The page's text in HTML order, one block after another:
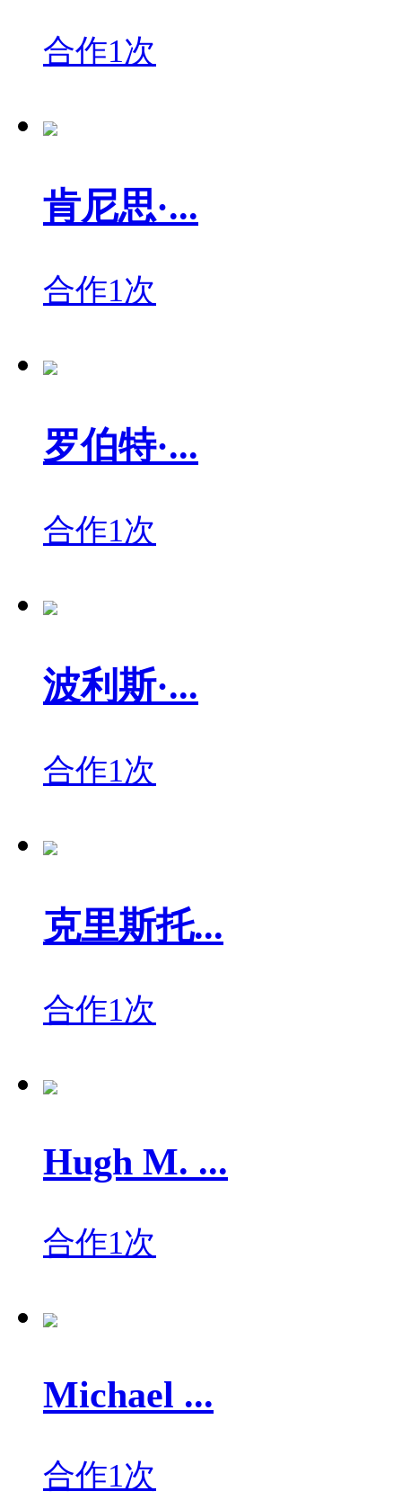
合作1次
肯尼思·...
合作1次
罗伯特·...
合作1次
波利斯·...
合作1次
克里斯托...
合作1次
Hugh M. ...
合作1次
Michael ...
合作1次